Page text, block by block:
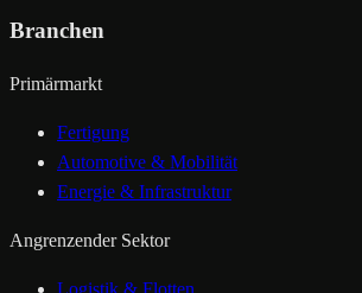
Branchen
Primärmarkt
Fertigung
Automotive & Mobilität
Energie & Infrastruktur
Angrenzender Sektor